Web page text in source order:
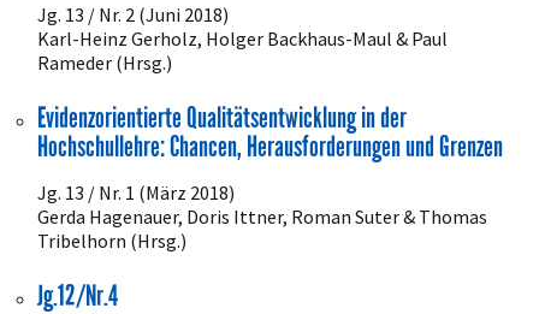
Jg. 13 / Nr. 2 (Juni 2018)
Karl-Heinz Gerholz, Holger Backhaus-Maul & Paul
Rameder (Hrsg.)
Evidenzorientierte Qualitätsentwicklung in der
Hochschullehre: Chancen, Herausforderungen und Grenzen
Jg. 13 / Nr. 1 (März 2018)
Gerda Hagenauer, Doris Ittner, Roman Suter & Thomas
Tribelhorn (Hrsg.)
Jg.12/Nr.4